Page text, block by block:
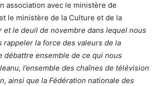
association avec le ministère de
le ministère de la Culture et de la
et le deuil de novembre dans lequel nous
la force des valeurs de la
ensemble de ce qui nous
l’ensemble des chaînes de télévision
ainsi que la Fédération nationale des